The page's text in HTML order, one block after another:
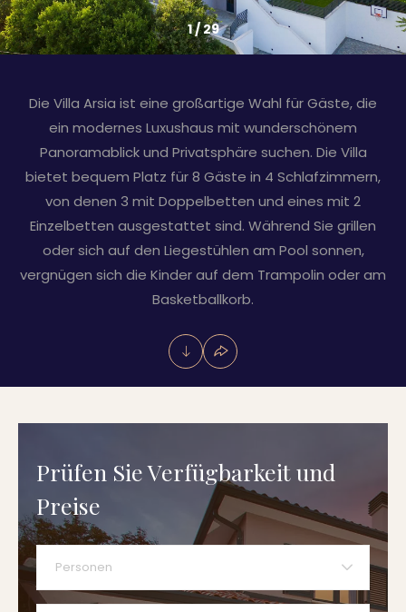
1/29
Die Villa Arsia ist eine großartige Wahl für Gäste, die
ein modernes Luxushaus mit wunderschönem
Panoramablick und Privatsphäre suchen. Die Villa
bietet bequem Platz für 8 Gäste in 4 Schlafzimmern,
von denen 3 mit Doppelbetten und eines mit 2
Einzelbetten ausgestattet sind. Während Sie grillen
oder sich auf den Liegestühlen am Pool sonnen,
vergnügen sich die Kinder auf dem Trampolin oder am
Basketballkorb.
Prüfen Sie Verfügbarkeit und
Preise
Personen